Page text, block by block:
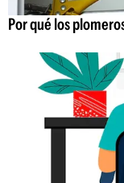
Por qué los